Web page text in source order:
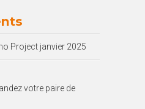
Project janvier 2025
votre paire de